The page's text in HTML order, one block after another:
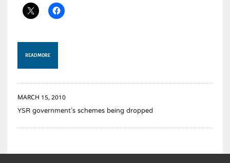
READ MORE
MARCH 15, 2010
YSR government’s schemes being dropped